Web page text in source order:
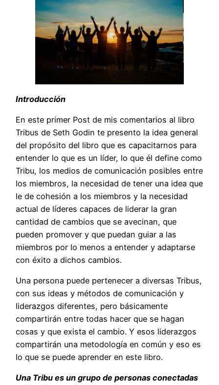
Introducción
En este primer Post de mis comentarios al libro
Tribus de Seth Godin te presento la idea general
del propósito del libro que es capacitarnos para
entender lo que es un líder, lo que él define como
Tribu, los medios de comunicación posibles entre
los miembros, la necesidad de tener una idea que
le de cohesión a los miembros y la necesidad
actual de líderes capaces de liderar la gran
cantidad de cambios que se avecinan, que
pueden promover y que puedan guiar a las
miembros por lo menos a entender y adaptarse
con éxito a dichos cambios.
Una persona puede pertenecer a diversas Tribus,
con sus ideas y métodos de comunicación y
liderazgos diferentes, pero básicamente
compartirán entre todas hacer que se hagan
cosas y que exista el cambio. Y esos liderazgos
compartirán una metodología en común y eso es
lo que se puede aprender en este libro.
Una Tribu es un grupo de personas conectadas